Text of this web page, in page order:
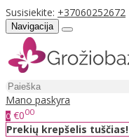
Susisiekite: +37060252672
Navigacija
Mano paskyra
0 €000
Prekių krepšelis tuščias!